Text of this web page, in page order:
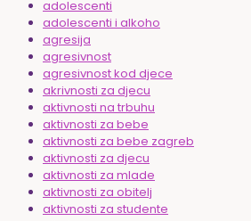
adolescenti
adolescenti i alkoho
agresija
agresivnost
agresivnost kod djece
akrivnosti za djecu
aktivnosti na trbuhu
aktivnosti za bebe
aktivnosti za bebe zagreb
aktivnosti za djecu
aktivnosti za mlade
aktivnosti za obitelj
aktivnosti za studente